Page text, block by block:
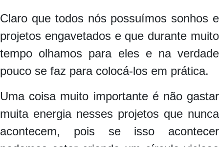
Claro que todos nós possuímos sonhos e
projetos engavetados e que durante muito
tempo olhamos para eles e na verdade
pouco se faz para colocá-los em prática.
Uma coisa muito importante é não gastar
muita energia nesses projetos que nunca
acontecem, pois se isso acontecer